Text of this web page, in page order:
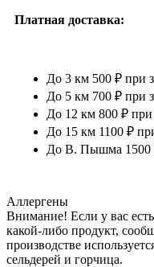
Платная доставка:
До 3 км 500 ₽ при
До 5 км 700 ₽ при
До 12 км 800 ₽ при
До 15 км 1100 ₽
До В. Пышма 1500
Аллергены
Внимание! Если у вас
какой-либо продукт,
производстве
сельдерей и горчица.